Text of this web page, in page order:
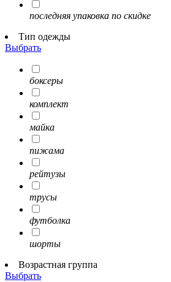
последняя упаковка по скидке
Тип одежды
Выбрать
боксеры
комплект
майка
пижама
рейтузы
трусы
футболка
шорты
Возрастная группа
Выбрать